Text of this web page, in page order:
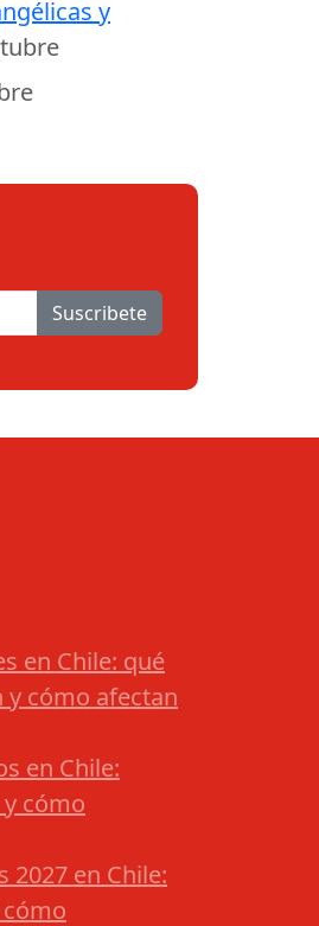
y
Suscribete
en Chile: qué
y cómo afectan
en Chile:
cómo
2027 en Chile: